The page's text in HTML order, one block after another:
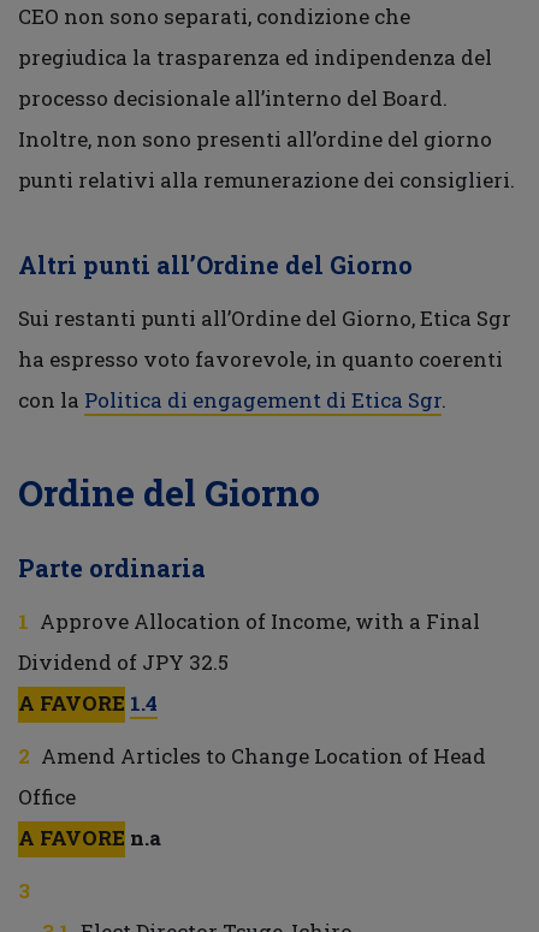
CEO non sono separati, condizione che
pregiudica la trasparenza ed indipendenza del
processo decisionale all’interno del Board.
Inoltre, non sono presenti all’ordine del giorno
punti relativi alla remunerazione dei consiglieri.
Altri punti all’Ordine del Giorno
Sui restanti punti all’Ordine del Giorno, Etica Sgr
ha espresso voto favorevole, in quanto coerenti
con la Politica di engagement di Etica Sgr.
Ordine del Giorno
Parte ordinaria
Approve Allocation of Income, with a Final
Dividend of JPY 32.5
A FAVORE 1.4
Amend Articles to Change Location of Head
Office
A FAVORE n.a